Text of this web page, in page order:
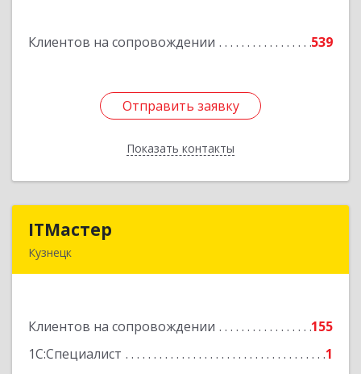
Клиентов на сопровождении 539
Отправить заявку
Показать контакты
Подробнее
Отправить заявку
Назад
ITМастер
Кузнецк
Клиентов на сопровождении
155
1С:Специалист
1
Подробнее